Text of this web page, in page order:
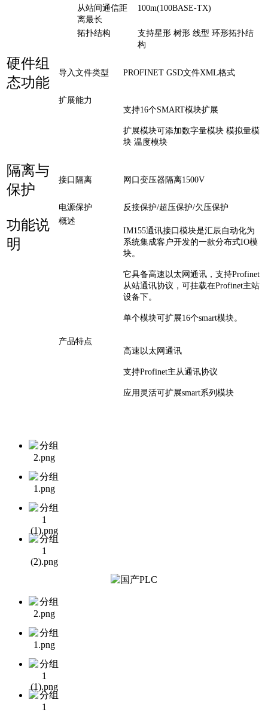
从站间通信距
离最长
100m(100BASE-TX)
拓扑结构
支持星形 树形 线型 环形拓扑结
构
硬件组
态功能
导入文件类型 PROFINET GSD文件XML格式
扩展能力
支持16个SMART模块扩展
扩展模块可添加数字量模块 模拟量模
块 温度模块
隔离与
保护
接口隔离 网口变压器隔离1500V
电源保护 反接保护/超压保护/欠压保护
功能说
明
概述
IM155通讯接口模块是汇辰自动化为
系统集成客户开发的一款分布式IO模
块。
它具备高速以太网通讯，支持Profinet
从站通讯协议，可挂载在Profinet主站
设备下。
单个模块可扩展16个smart模块。
产品特点
高速以太网通讯
支持Profinet主从通讯协议
应用灵活可扩展smart系列模块